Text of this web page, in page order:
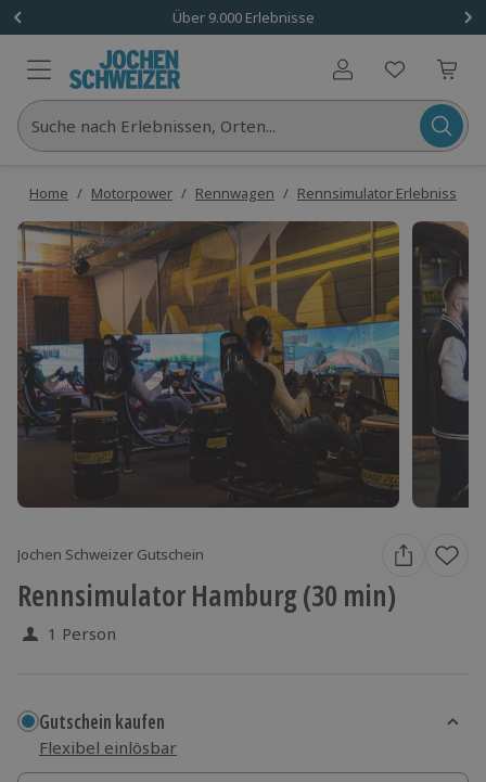
Über 9.000 Erlebnisse
Benutzerkonto
Suche nach Erlebnissen, Orten...
Home / Motorpower / Rennwagen / Rennsimulator Erlebnisse
Jochen Schweizer Gutschein
Rennsimulator Hamburg (30 min)
1 Person
Gutschein kaufen
Flexibel einlösbar